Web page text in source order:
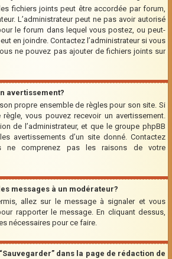
fichiers joints peut être accordée par forum,
L’administrateur peut ne pas avoir autorisé
le forum dans lequel vous postez, ou peut-
en joindre. Contactez l’administrateur si vous
ne pouvez pas ajouter de fichiers joints sur
avertissement?
propre ensemble de règles pour son site. Si
vous pouvez recevoir un avertissement.
de l’administrateur, et que le groupe phpBB
avertissements d’un site donné. Contactez
ne comprenez pas les raisons de votre
messages à un modérateur?
allez sur le message à signaler et vous
rapporter le message. En cliquant dessus,
nécessaires pour ce faire.
dans la page de rédaction de